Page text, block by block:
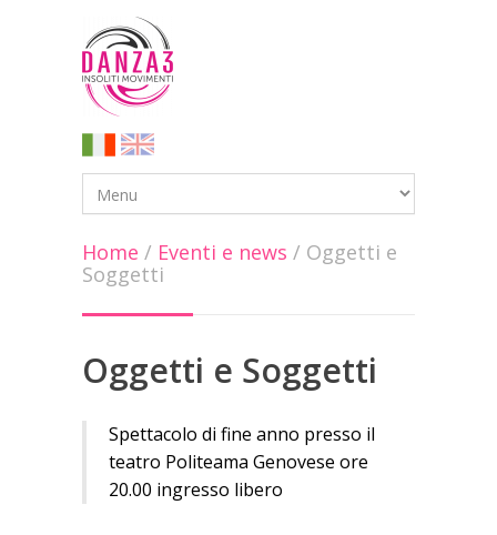
Home / Eventi e news / Oggetti e
Soggetti
Oggetti e Soggetti
Spettacolo di fine anno presso il
teatro Politeama Genovese ore
20.00 ingresso libero